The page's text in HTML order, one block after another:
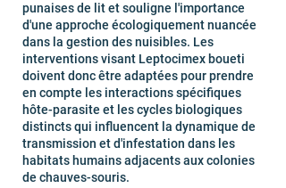
punaises de lit et souligne l'importance
d'une approche écologiquement nuancée
dans la gestion des nuisibles. Les
interventions visant Leptocimex boueti
doivent donc être adaptées pour prendre
en compte les interactions spécifiques
hôte-parasite et les cycles biologiques
distincts qui influencent la dynamique de
transmission et d'infestation dans les
habitats humains adjacents aux colonies
de chauves-souris.